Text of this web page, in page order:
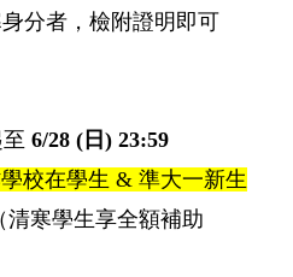
身分者，檢附證明即可
至 6/28 (日) 23:59
學校在學生 & 準大一新生